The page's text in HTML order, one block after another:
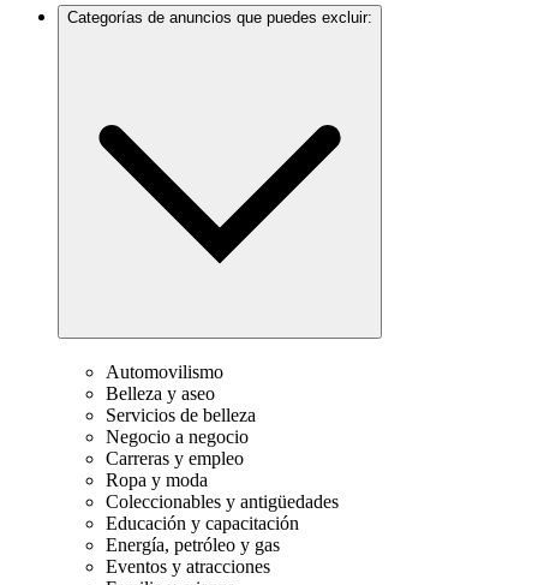
Categorías de anuncios que puedes excluir:
Automovilismo
Belleza y aseo
Servicios de belleza
Negocio a negocio
Carreras y empleo
Ropa y moda
Coleccionables y antigüedades
Educación y capacitación
Energía, petróleo y gas
Eventos y atracciones